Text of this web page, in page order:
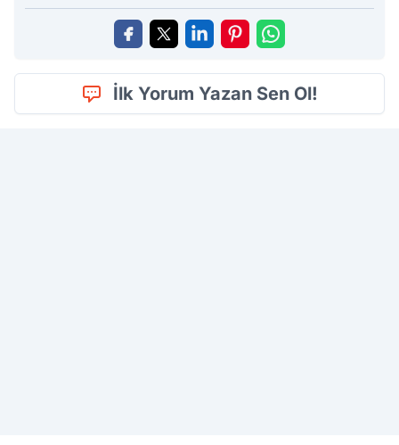
İlk Yorum Yazan Sen Ol!